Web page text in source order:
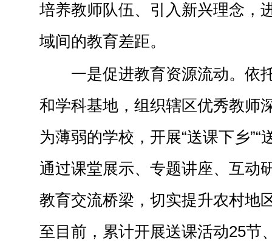
培养教师队伍、引入新兴理念，
域间的教育差距。
一是促进教育资源流动。依
和学科基地，组织辖区优秀教师
为薄弱的学校，开展“送课下乡”“
通过课堂展示、专题讲座、互动
教育交流桥梁，切实提升农村地
至目前，累计开展送课活动25节